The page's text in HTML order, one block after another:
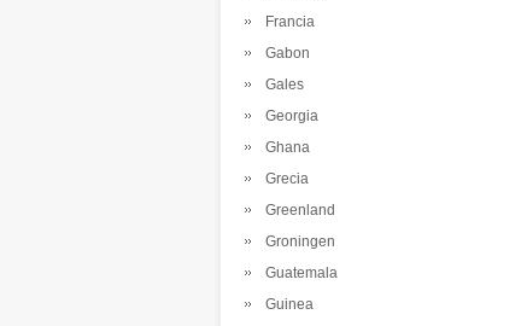
Francia
Gabon
Gales
Georgia
Ghana
Grecia
Greenland
Groningen
Guatemala
Guinea